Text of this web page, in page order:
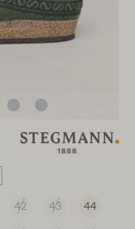
42 43 44